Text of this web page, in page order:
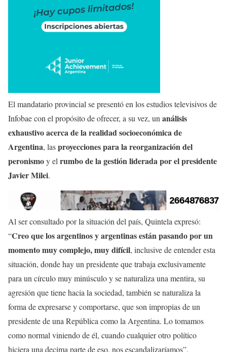
El mandatario provincial se presentó en los estudios televisivos de
Infobae con el propósito de ofrecer, a su vez, un análisis
exhaustivo acerca de la realidad socioeconómica de
Argentina, lasproyecciones para la reorganización del
peronismoy el rumbo de la gestión liderada por el presidente
Javier Milei.
Al ser consultado por la situación del país, Quintela expresó:
“Creo que los argentinos y argentinas están pasando por un
momento muy complejo, muy difícil, inclusive de entender esta
situación, donde hay un presidente que trabaja exclusivamente
para un círculo muy minúsculo y se naturaliza una mentira, su
agresión que tiene hacia la sociedad, también se naturaliza la
forma de expresarse y comportarse, que son impropias de un
presidente de una República como la Argentina. Lo tomamos
como normal viniendo de él, cuando cualquier otro político
hiciera una decima parte de eso, nos escandalizaríamos”.